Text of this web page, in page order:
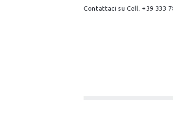
Contattaci su Cell. +39 333